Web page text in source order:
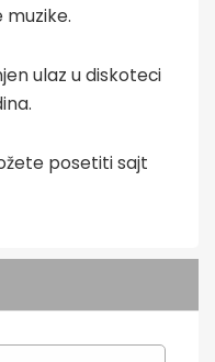
ulaz u diskoteci
posetiti sajt